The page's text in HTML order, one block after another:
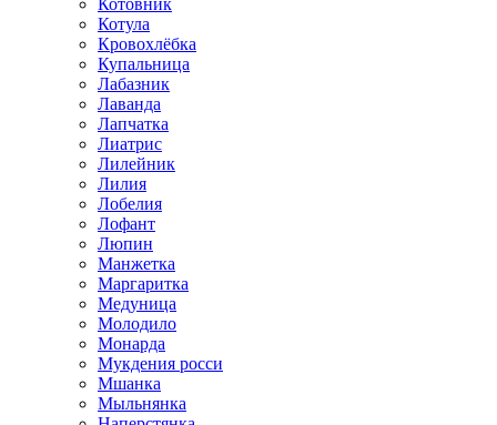
Котовник
Котула
Кровохлёбка
Купальница
Лабазник
Лаванда
Лапчатка
Лиатрис
Лилейник
Лилия
Лобелия
Лофант
Люпин
Манжетка
Маргаритка
Медуница
Молодило
Монарда
Мукдения росси
Мшанка
Мыльнянка